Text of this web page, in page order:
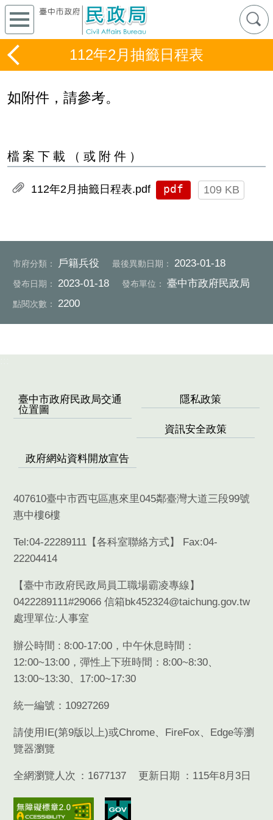
112年2月抽籤日程表
如附件，請參考。
檔案下載（或附件）
112年2月抽籤日程表.pdf pdf 109 KB
市府分類： 戶籍兵役 最後異動日期： 2023-01-18
發布日期： 2023-01-18 發布單位： 臺中市政府民政局
點閱次數： 2200
臺中市政府民政局交通
位置圖
隱私政策
資訊安全政策
政府網站資料開放宣告
407610臺中市西屯區惠來里045鄰臺灣大道三段99號
惠中樓6樓
Tel:04-22289111【各科室聯絡方式】 Fax:04-
22204414
【臺中市政府民政局員工職場霸凌專線】
0422289111#29066 信箱bk452324@taichung.gov.tw
處理單位:人事室
辦公時間 : 8:00-17:00，中午休息時間：
12:00~13:00，彈性上下班時間：8:00~8:30、
13:00~13:30、17:00~17:30
統一編號：10927269
請使用 IE(第9版以上)或Chrome、 FireFox Edge等瀏
覽器瀏覽
全網瀏覽人次 1677137 更新日期 115年8月3日